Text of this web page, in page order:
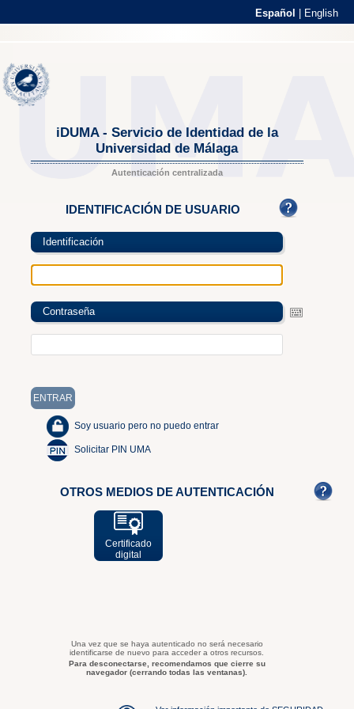
Español English
iDUMA - Servicio de Identidad de la
Universidad de Málaga
Autenticación centralizada
IDENTIFICACIÓN DE USUARIO
Identificación
Contraseña
Soy usuario pero no puedo entrar
Solicitar PIN UMA
OTROS MEDIOS DE AUTENTICACIÓN
Certificado
digital
Una vez que se haya autenticado no será necesario
identificarse de nuevo para acceder a otros recursos.
Para desconectarse, recomendamos que cierre su
navegador (cerrando todas las ventanas).